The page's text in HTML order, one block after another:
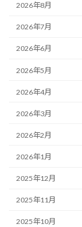
2026年8月
2026年7月
2026年6月
2026年5月
2026年4月
2026年3月
2026年2月
2026年1月
2025年12月
2025年11月
2025年10月